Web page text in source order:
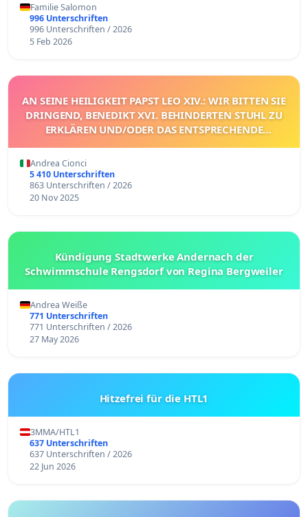
Familie Salomon
996 Unterschriften
996 Unterschriften / 2026
5 Feb 2026
AN SEINE HEILIGKEIT PAPST LEO XIV.: WIR BITTEN SIE
DRINGEND, BENEDIKT XVI. BEHINDERTEN STUHL ZU
ERKLÄREN UND/ODER DAS ENTSPRECHENDE
Andrea Cionci
5 410 Unterschriften
863 Unterschriften / 2026
20 Nov 2025
Kündigung Stadtwerke Andernach der
Schwimmschule Rengsdorf von Regina Bergweiler
Andrea Weiße
771 Unterschriften
771 Unterschriften / 2026
27 May 2026
Hitzefrei für die HTL1
3MMA/HTL1
637 Unterschriften
637 Unterschriften / 2026
22 Jun 2026